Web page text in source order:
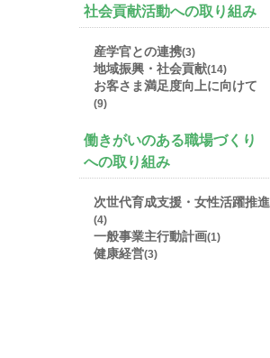
社会貢献活動への取り組み
産学官との連携(3)
地域振興・社会貢献(14)
お客さま満足度向上に向けて
(9)
働きがいのある職場づくり
への取り組み
次世代育成支援・女性活躍推進
(4)
一般事業主行動計画(1)
健康経営(3)